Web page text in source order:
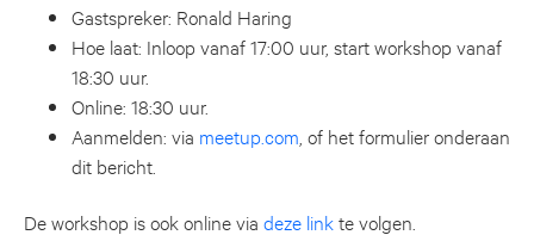
Gastspreker: Ronald Haring
Hoe laat: Inloop vanaf 17:00 uur, start workshop vanaf
18:30 uur.
Online: 18:30 uur.
Aanmelden: via meetup.com , of het formulier onderaan
dit bericht.
De workshop is ook online via deze linkte volgen.